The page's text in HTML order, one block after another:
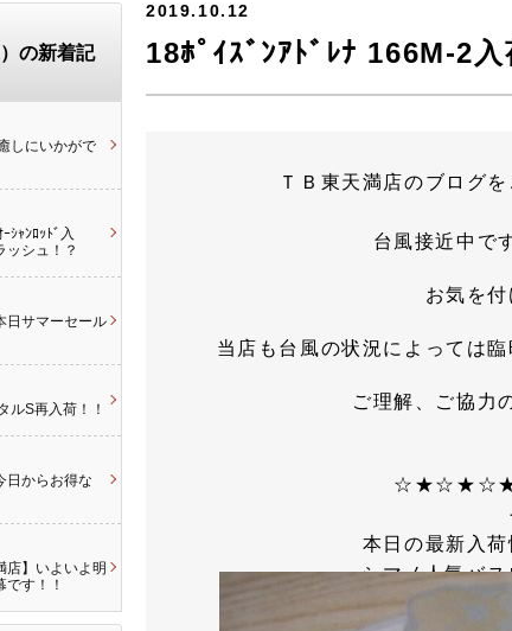
2019.10.12
18ﾎﾟｲｽﾞﾝｱﾄﾞﾚﾅ 166M-2入
ＴＢ東天満店のブログ
台風接近中で
お気を付
当店も台風の状況によっては
ご理解、ご協力
本日の最新入
シマノ人気バ
の新着記
しにいかがで
ｼｬﾝﾛｯﾄﾞ入
ッシュ！？
日サマーセール
ルS再入荷！！
日からお得な
店】いよいよ明
す！！